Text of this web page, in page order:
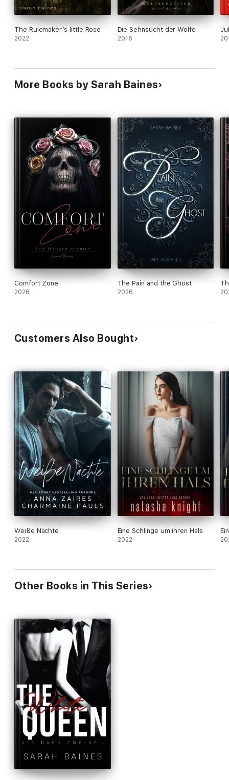
The Rulemaker’s little Rose
2022
Die Sehnsucht der Wölfe
2016
More Books by Sarah Baines
Comfort Zone
2026
The Pain and the Ghost
2026
Customers Also Bought
Weiße Nächte
2022
Eine Schlinge um ihren Hals
2022
Other Books in This Series